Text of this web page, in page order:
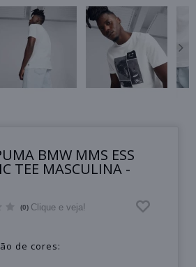
BMW MMS ESS
TEE MASCULINA -
(0) Clique e veja!
de cores: